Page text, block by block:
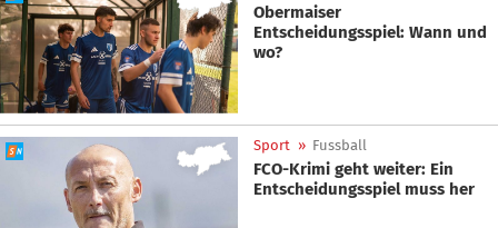
Obermaiser
Entscheidungsspiel: Wann und
wo?
Sport » Fussball
FCO-Krimi geht weiter: Ein
Entscheidungsspiel muss her